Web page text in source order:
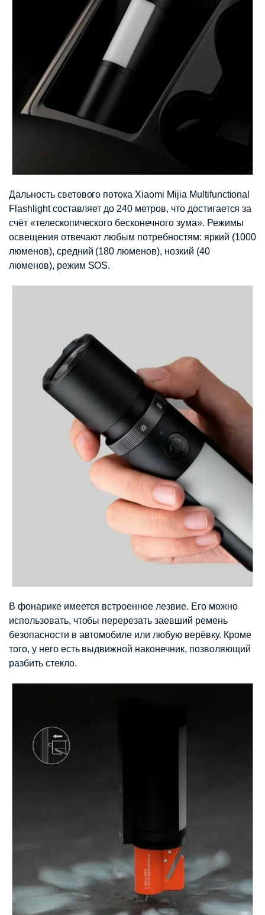
Дальность светового потока Xiaomi Mijia Multifunctional
Flashlight составляет до 240 метров, что достигается за
счёт «телескопического бесконечного зума». Режимы
освещения отвечают любым потребностям: яркий (1000
люменов), средний (180 люменов), нозкий (40
люменов), режим SOS.
В фонарике имеется встроенное лезвие. Его можно
использовать, чтобы перерезать заевший ремень
безопасности в автомобиле или любую верёвку. Кроме
того, у него есть выдвижной наконечник, позволяющий
разбить стекло.